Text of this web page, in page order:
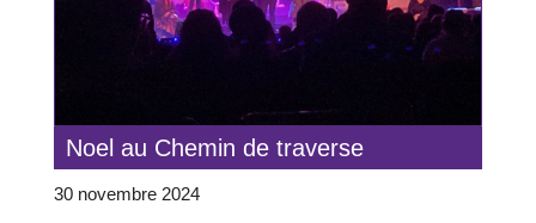
Noel au Chemin de traverse
30 novembre 2024